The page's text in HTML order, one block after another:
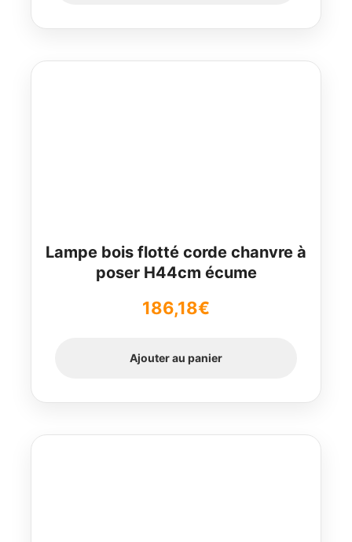
Lampe bois flotté corde chanvre à
poser H44cm écume
186,18€
Ajouter au panier